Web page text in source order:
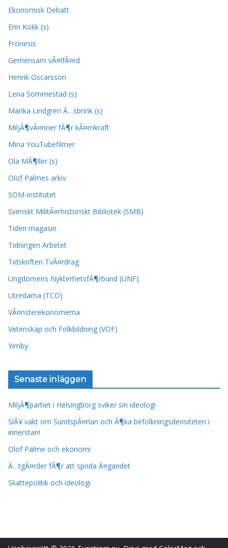
Ekonomisk Debatt
Enn Kokk (s)
Fronesis
Gemensam vÃ¤lfÃ¤rd
Henrik Oscarsson
Lena Sommestad (s)
Marika Lindgren Ã…sbrink (s)
MiljÃ¶vÃ¤nner fÃ¶r kÃ¤rnkraft
Mina YouTubefilmer
Ola MÃ¶ller (s)
Olof Palmes arkiv
SOM-institutet
Svenskt MilitÃ¤rhistoriskt Bibliotek (SMB)
Tiden magasin
Tidningen Arbetet
Tidskriften TvÃ¤rdrag
Ungdomens NykterhetsfÃ¶rbund (UNF)
Utredarna (TCO)
VÃ¤nsterekonomerna
Vetenskap och Folkbildning (VOF)
Yimby
Senaste inläggen
MiljÃ¶partiet i Helsingborg sviker sin ideologi
SlÃ¥ vakt om SundspÃ¤rlan och Ã¶ka befolkningsdensiteten i
innerstan!
Olof Palme och ekonomi
Ã…tgÃ¤rder fÃ¶r att sprida Ã¤gandet
Skattepolitik och ideologi